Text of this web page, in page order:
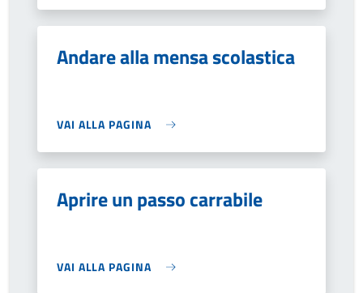
Andare alla mensa scolastica
VAI ALLA PAGINA
Aprire un passo carrabile
VAI ALLA PAGINA